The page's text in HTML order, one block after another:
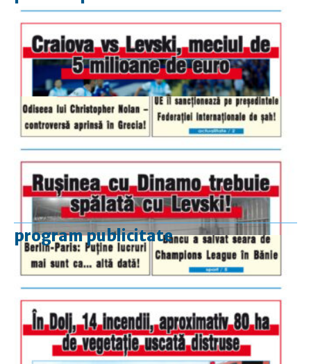
program publicitate
luni-vineri
9.00 - 17.00
duminică
9.00 - 12.00